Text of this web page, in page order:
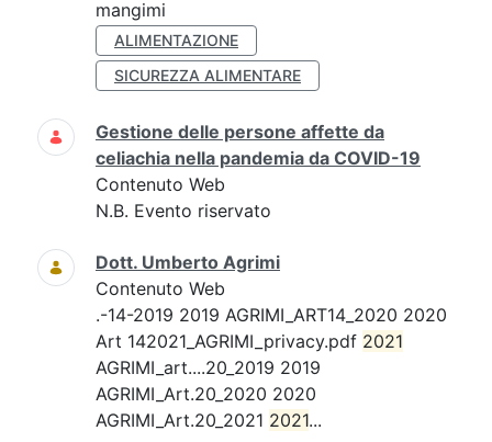
mangimi
ALIMENTAZIONE
SICUREZZA ALIMENTARE
Gestione delle persone affette da
celiachia nella pandemia da COVID-19
Contenuto Web
N.B. Evento riservato
Dott. Umberto Agrimi
Contenuto Web
.-14-2019 2019 AGRIMI_ART14_2020 2020
Art 142021_AGRIMI_privacy.pdf 2021
AGRIMI_art....20_2019 2019
AGRIMI_Art.20_2020 2020
AGRIMI_Art.20_2021 2021...